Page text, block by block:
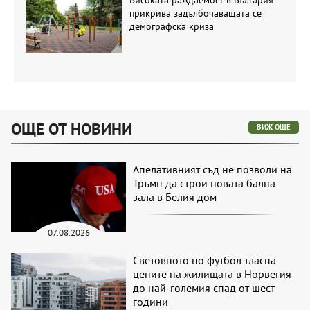
прикрива задълбочаващата се
демографска криза
ОЩЕ ОТ НОВИНИ ВИЖ ОЩЕ
07.08.2026
Апелативният съд не позволи на
Тръмп да строи новата бална
зала в Белия дом
Световното по футбол тласна
цените на жилищата в Норвегия
до най-големия спад от шест
години